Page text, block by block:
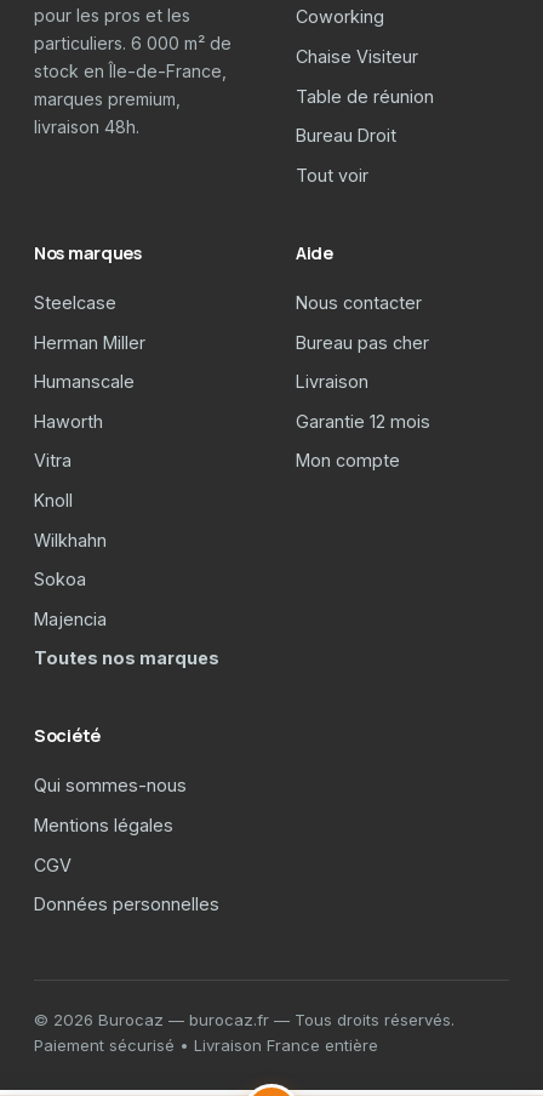
pour les pros et les
particuliers. 6 000 m² de
stock en Île-de-France,
marques premium,
livraison 48h.
Coworking
Chaise Visiteur
Table de réunion
Bureau Droit
Tout voir
Nos marques
Steelcase
Herman Miller
Humanscale
Haworth
Vitra
Knoll
Wilkhahn
Sokoa
Majencia
Toutes nos marques
Aide
Nous contacter
Bureau pas cher
Livraison
Garantie 12 mois
Mon compte
Société
Qui sommes-nous
Mentions légales
CGV
Données personnelles
© 2026 Burocaz — burocaz.fr — Tous droits réservés.
Paiement sécurisé • Livraison France entière